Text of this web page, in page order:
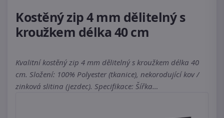
Kostěný zip 4 mm dělitelný s
kroužkem délka 40 cm
Kvalitní kostěný zip 4 mm dělitelný s kroužkem délka 40
cm. Složení: 100% Polyester (tkanice), nekorodující kov /
zinková slitina (jezdec). Specifikace: Šířka…